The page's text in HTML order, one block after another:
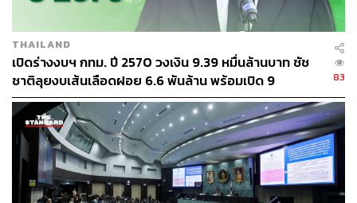
ตรงไหนมีความเสี่ยงจะจัดการโดยใช้มาตรฐานสากล ไม่ใช่
รอให้สูญเสียแล้วไปแก้ไข
องค์การอนามัยโลกข้อที่ 1 คือ สปีดความเร็ว กทม. เรายัง
จำกัดความเร็ว 80 กิโลเมตรต่อชั่วโมงในเมือง เป็นความเร็ว
ที่สุดในอาเซียน
แต่ประเทศที่พัฒนาแล้วอย่างอังกฤษ ความเร็ว 30-40
กิโลเมตรต่อชั่วโมงเท่านั้น นั่นหมายความว่าเขาวิเคราะห์มา
แล้วว่า โอกาสที่จะเกิดอุบัติเหตุเริ่มต้นจากความเร็ว ท่านจะ
THAILAND
เปิดร่างงบฯ กทม. ปี 2570 วงเงิน 9.39 หมื่นล้านบาท ชัช
ชาติลุยงบเส้นเลือดฝอย 6.6 พันล้าน พร้อมเปิด 9
ยุทธศาสตร์พัฒนาเมือง
83